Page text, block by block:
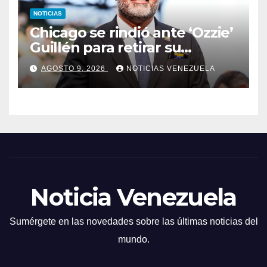
NOTICIAS
Chicago se rindió ante ‘Ozzie’
Guillén para retirar su
número
AGOSTO 9, 2026 NOTICIAS VENEZUELA
Noticia Venezuela
Sumérgete en las novedades sobre las últimas noticias del
mundo.